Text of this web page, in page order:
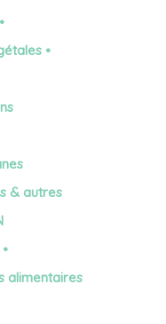
•
& autres
alimentaires